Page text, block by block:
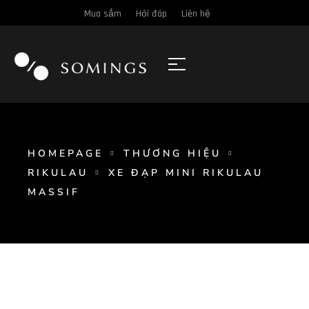
Mua sắm Hỏi đáp Liên hệ
HOMEPAGE
THƯƠNG HIỆU
RIKULAU
XE ĐẠP MINI RIKULAU
MASSIF